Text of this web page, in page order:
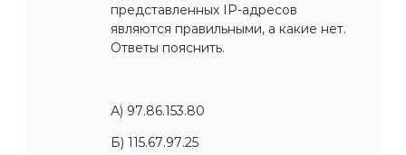
представленных IP-адресов
являются правильными, а какие нет.
Ответы пояснить.
А) 97.86.153.80
Б) 115.67.97.25